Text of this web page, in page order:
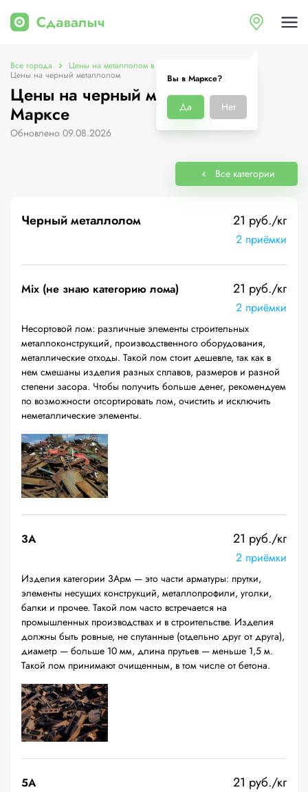
Вы в Марксе?
Да Нет
Все города Цены на металлолом в Марксе
Цены на черный металлолом
Цены на черный металлолом в
Марксе
Обновлено 09.08.2026
Все категории
Черный металлолом 21 руб./кг
2 приёмки
Mix (не знаю категорию лома) 21 руб./кг
2 приёмки
Несортовой лом: различные элементы строительных
металлоконструкций, производственного оборудования,
металлические отходы. Такой лом стоит дешевле, так как в
нем смешаны изделия разных сплавов, размеров и разной
степени засора. Чтобы получить больше денег, рекомендуем
по возможности отсортировать лом, очистить и исключить
неметаллические элементы.
3А 21 руб./кг
2 приёмки
Изделия категории 3Арм — это части арматуры: прутки,
элементы несущих конструкций, металлопрофили, уголки,
балки и прочее. Такой лом часто встречается на
промышленных производствах и в строительстве. Изделия
должны быть ровные, не спутанные (отдельно друг от друга),
диаметр — больше 10 мм, длина прутьев — меньше 1,5 м.
Такой лом принимают очищенным, в том числе от бетона.
5А 21 руб./кг